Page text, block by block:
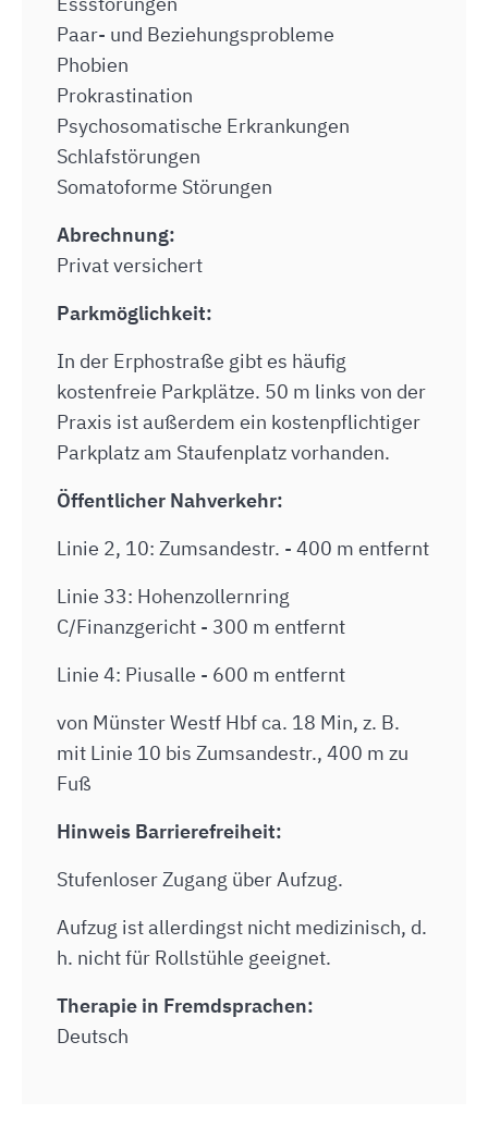
Paar- und Beziehungsprobleme
Phobien
Prokrastination
Psychosomatische Erkrankungen
Schlafstörungen
Somatoforme Störungen
Abrechnung:
Privat versichert
Parkmöglichkeit:
In der Erphostraße gibt es häufig
kostenfreie Parkplätze. 50 m links von der
Praxis ist außerdem ein kostenpflichtiger
Parkplatz am Staufenplatz vorhanden.
Öffentlicher Nahverkehr:
Linie 2, 10: Zumsandestr. - 400 m entfernt
Linie 33: Hohenzollernring
C/Finanzgericht - 300 m entfernt
Linie 4: Piusalle - 600 m entfernt
von Münster Westf Hbf ca. 18 Min, z. B.
mit Linie 10 bis Zumsandestr., 400 m zu
Fuß
Hinweis Barrierefreiheit:
Stufenloser Zugang über Aufzug.
Aufzug ist allerdingst nicht medizinisch, d.
h. nicht für Rollstühle geeignet.
Therapie in Fremdsprachen:
Deutsch